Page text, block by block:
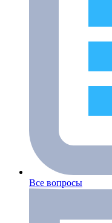
Все вопросы